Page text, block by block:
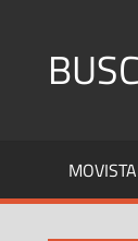
contenido
Fijos
y